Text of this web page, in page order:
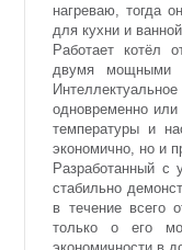
нагреваю, тогда
для кухни и
Работает котёл
двумя мощными
одновременно или
температуры и
экономично, но и
Разработанный с
стабильно
в течение всего
только о его